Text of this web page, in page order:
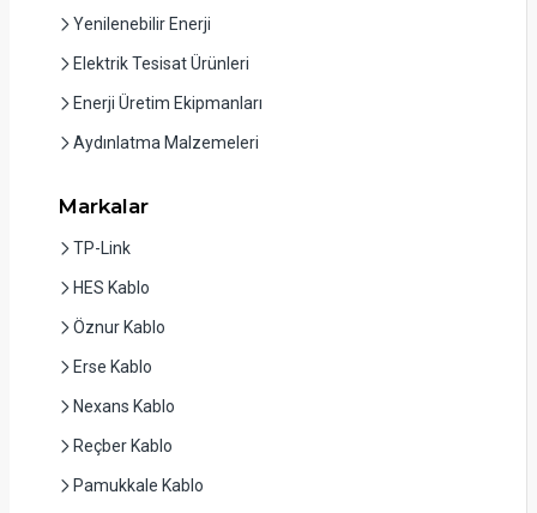
Yenilenebilir Enerji
Elektrik Tesisat Ürünleri
Enerji Üretim Ekipmanları
Aydınlatma Malzemeleri
Markalar
TP-Link
HES Kablo
Öznur Kablo
Erse Kablo
Nexans Kablo
Reçber Kablo
Pamukkale Kablo